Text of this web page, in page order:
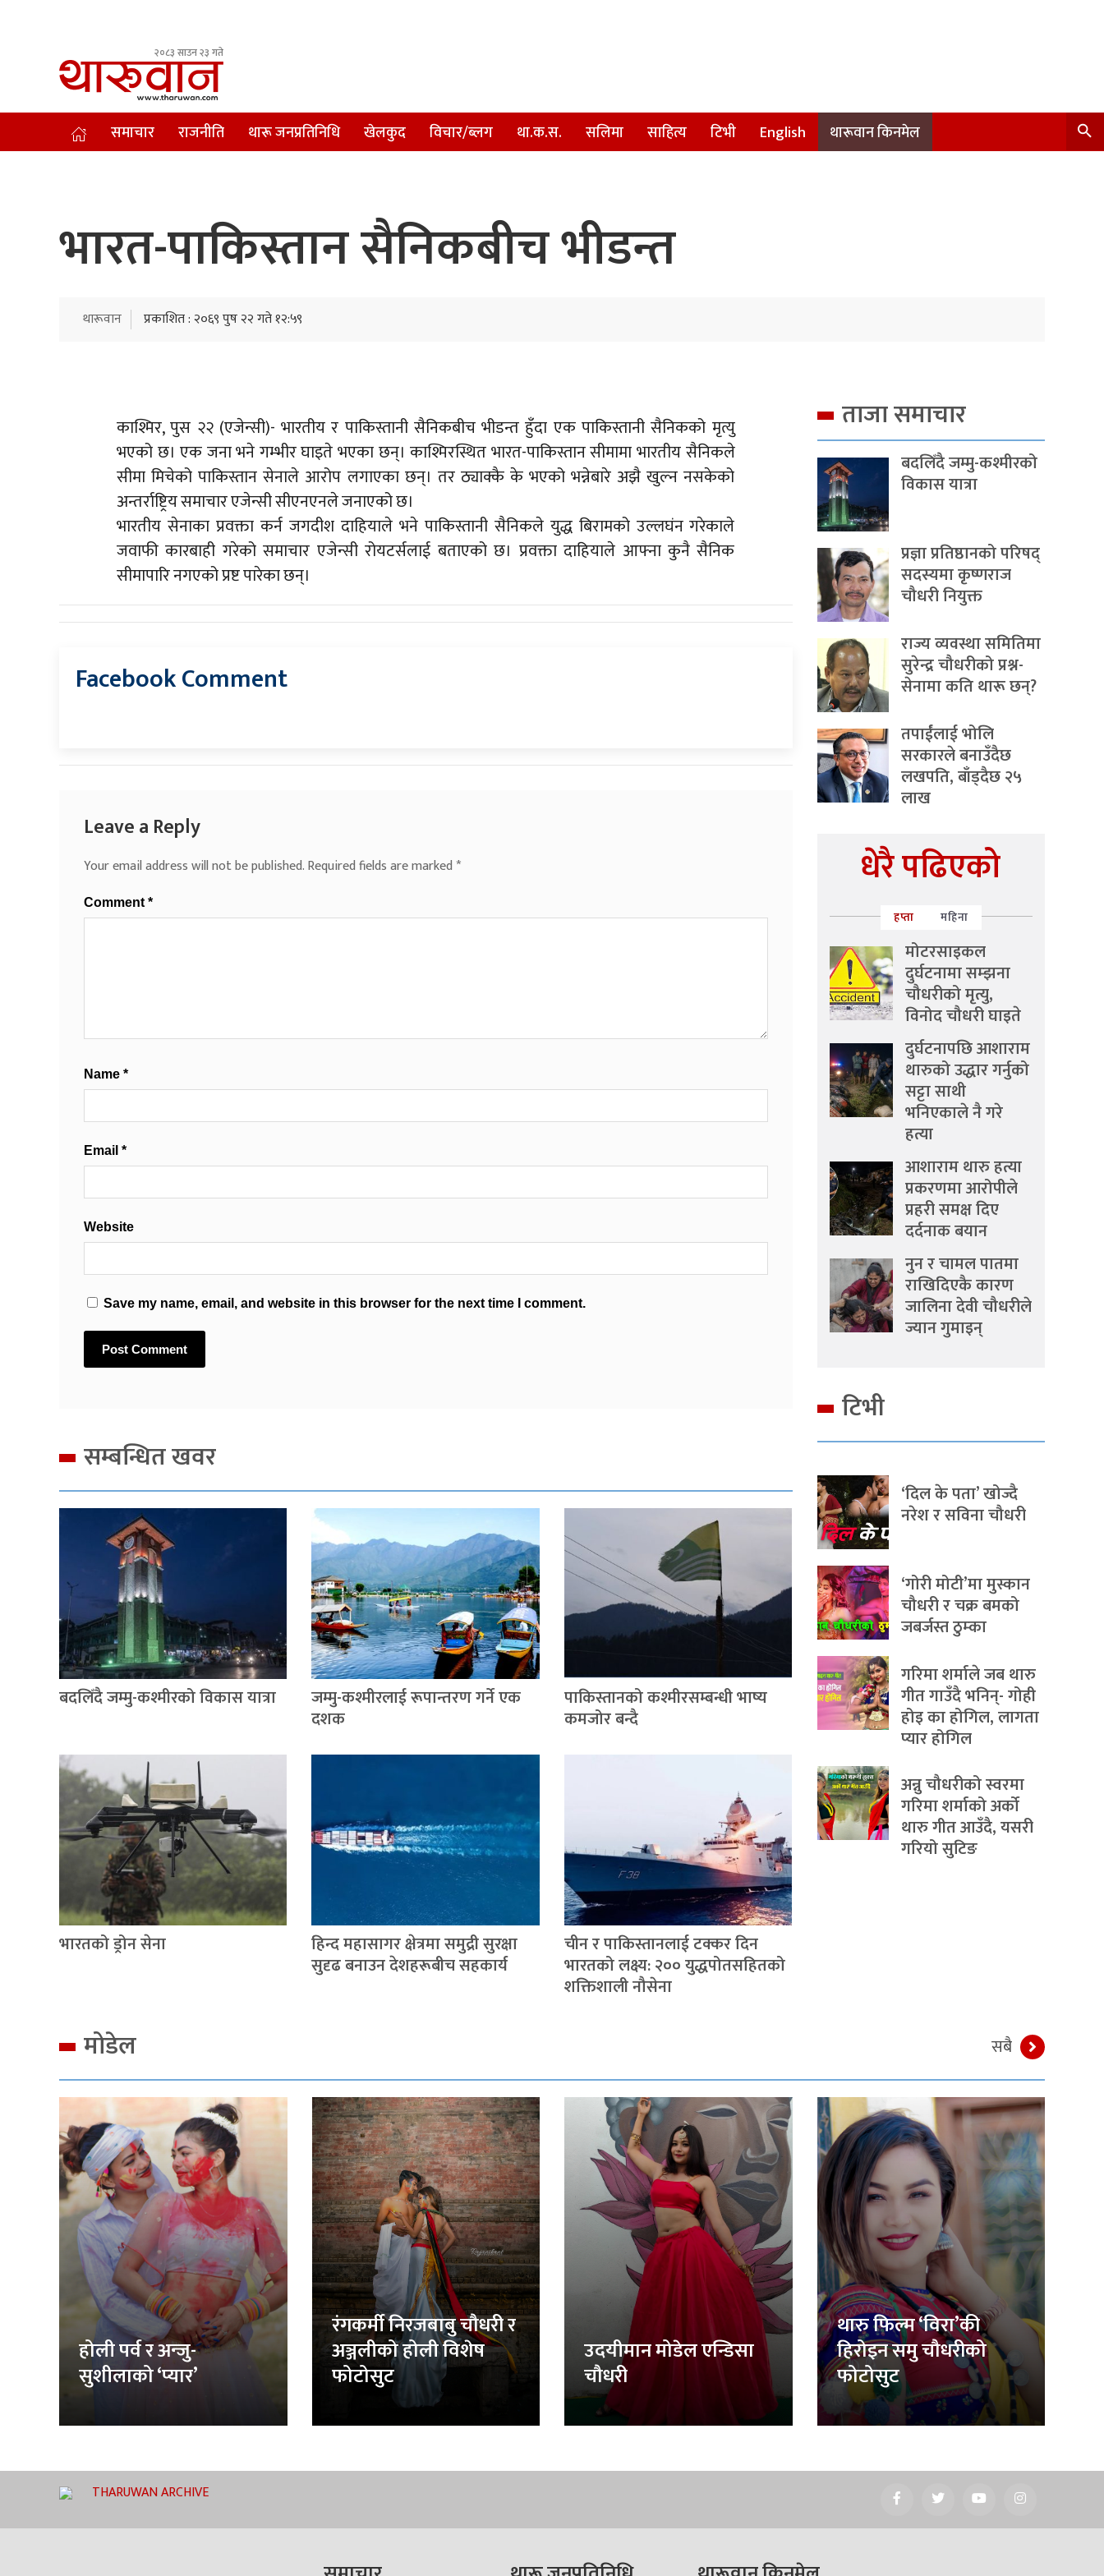
२०८३ साउन २३ गते
Leading Newsportal from Tharu Community Nepal.
समाचार राजनीति थारू जनप्रतिनिधि खेलकुद विचार/ब्लग था.क.स. सलिमा साहित्य टिभी English थारूवान किनमेल
भारत-पाकिस्तान सैनिकबीच भीडन्त
थारूवान प्रकाशित : २०६९ पुष २२ गते १२:५९
काश्मिर, पुस २२ (एजेन्सी)- भारतीय र पाकिस्तानी सैनिकबीच भीडन्त हुँदा एक पाकिस्तानी सैनिकको मृत्यु
भएको छ। एक जना भने गम्भीर घाइते भएका छन्। काश्मिरस्थित भारत-पाकिस्तान सीमामा भारतीय सैनिकले
सीमा मिचेको पाकिस्तान सेनाले आरोप लगाएका छन्। तर ठ्याक्कै के भएको भन्नेबारे अझै खुल्न नसकेको
अन्तर्राष्ट्रिय समाचार एजेन्सी सीएनएनले जनाएको छ।
भारतीय सेनाका प्रवक्ता कर्न जगदीश दाहियाले भने पाकिस्तानी सैनिकले युद्ध बिरामको उल्लघंन गरेकाले
जवाफी कारबाही गरेको समाचार एजेन्सी रोयटर्सलाई बताएको छ। प्रवक्ता दाहियाले आफ्ना कुनै सैनिक
सीमापारि नगएको प्रष्ट पारेका छन्।
Facebook Comment
Leave a Reply
Your email address will not be published.Required fields are marked*
Comment *
Name *
Email *
Website
Save my name, email, and website in this browser for the next time I comment.
सम्बन्धित खवर
बदलिँदै जम्मु-कश्मीरको विकास यात्रा जम्मु-कश्मीरलाई रूपान्तरण गर्ने एक
दशक
पाकिस्तानको कश्मीरसम्बन्धी भाष्य
कमजोर बन्दै
भारतको ड्रोन सेना हिन्द महासागर क्षेत्रमा समुद्री सुरक्षा
सुदृढ बनाउन देशहरूबीच सहकार्य
चीन र पाकिस्तानलाई टक्कर दिन
भारतको लक्ष्य: २०० युद्धपोतसहितको
शक्तिशाली नौसेना
ताजा समाचार
बदलिँदै जम्मु-कश्मीरको
विकास यात्रा
प्रज्ञा प्रतिष्ठानको परिषद्
सदस्यमा कृष्णराज
चौधरी नियुक्त
राज्य व्यवस्था समितिमा
सुरेन्द्र चौधरीको प्रश्न-
सेनामा कति थारू छन्?
तपाईंलाई भोलि
सरकारले बनाउँदैछ
लखपति, बाँड्दैछ २५
लाख
धेरै पढिएको
हप्ता महिना
मोटरसाइकल
दुर्घटनामा सम्झना
चौधरीको मृत्यु,
विनोद चौधरी घाइते
दुर्घटनापछि आशाराम
थारुको उद्धार गर्नुको
सट्टा साथी
भनिएकाले नै गरे
हत्या
आशाराम थारु हत्या
प्रकरणमा आरोपीले
प्रहरी समक्ष दिए
दर्दनाक बयान
नुन र चामल पातमा
राखिदिएकै कारण
जालिना देवी चौधरीले
ज्यान गुमाइन्
टिभी
‘दिल के पता’ खोज्दै
नरेश र सविना चौधरी
‘गोरी मोटी’मा मुस्कान
चौधरी र चक्र बमको
जबर्जस्त ठुम्का
गरिमा शर्माले जब थारु
गीत गाउँदै भनिन्- गोही
होइ का होगिल, लागता
प्यार होगिल
अन्नु चौधरीको स्वरमा
गरिमा शर्माको अर्को
थारु गीत आउँदै, यसरी
गरियो सुटिङ
मोडेल सबै
होली पर्व र अन्जु-
सुशीलाको ‘प्यार’
रंगकर्मी निरजबाबु चौधरी र
अञ्जलीको होली विशेष
फोटोसुट
उदयीमान मोडेल एन्डिसा
चौधरी
थारु फिल्म ‘विरा’की
हिरोइन समु चौधरीको
फोटोसुट
THARUWAN ARCHIVE